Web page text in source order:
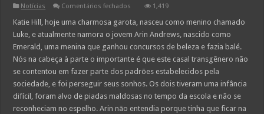
Notícias Comentários fechados
nasceu
e
ela
nasceu
menino,
hoje
são
um
1,419
Katie Hill, hoje uma charmosa garota, nasceu como menino chamado
Luke, e atualmente namora o jovem Arin Andrews, nascido como
Emerald, uma menina que ganhou concursos de beleza e fazia balé.
Nós na cabeça à parte o importante é que este casal transgênero não
se contentou em fazer parte dos padrões estabelecidos pela
sociedade, e foi perseguir seus sonhos. Os dois tiveram uma infância
difícil, foram alvo de piadas maldosas no tempo da escola e não se
reconheciam no espelho. Arin não entendia porque tinha que ficar na